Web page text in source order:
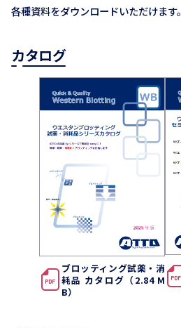
各種資料をダウンロードいただけます。
カタログ
ブロッティング試薬・消
耗品 カタログ（2.84 M
B）